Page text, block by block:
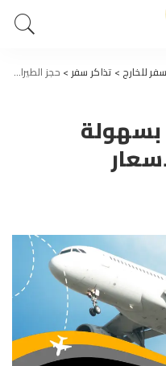
للخارج > تذاكر سفر > حجز الطيران الدولي بسهولة بافضل الاوقات والاسعار 01050996704
بسهولة